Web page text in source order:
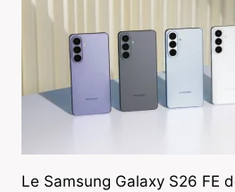
Le Samsung Galaxy S26 FE